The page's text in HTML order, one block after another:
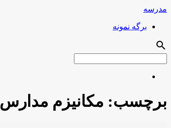
مدرسه
برگه نمونه
search
برچسب: مکانیزم مدارس